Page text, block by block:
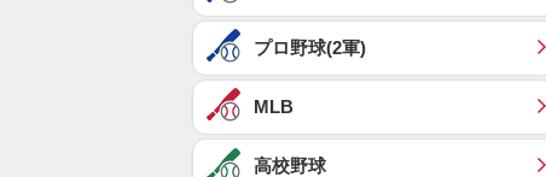
プロ野球(2軍)
MLB
高校野球